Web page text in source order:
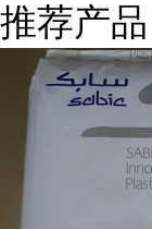
推荐产品